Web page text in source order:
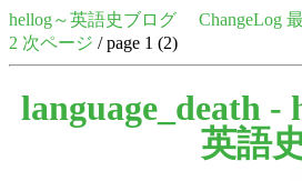
hellog～英語史ブログ ChangeLog
2 次ページ / page 1 (2)
language_death -
英語